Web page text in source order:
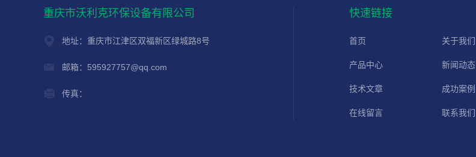
重庆市沃利克环保设备有限公司
地址：重庆市江津区双福新区绿城路8号
邮箱：595927757@qq.com
传真：
快速链接
首页 关于我们
产品中心 新闻动态
技术文章 成功案例
在线留言 联系我们